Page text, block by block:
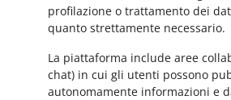
profilazione o trattamento dei
quanto strettamente necessario.
La piattaforma include aree
chat) in cui gli utenti possono
autonomamente informazioni e